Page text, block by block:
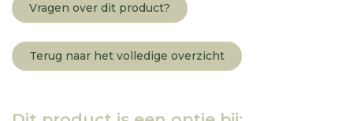
Vragen over dit product?
Terug naar het volledige overzicht